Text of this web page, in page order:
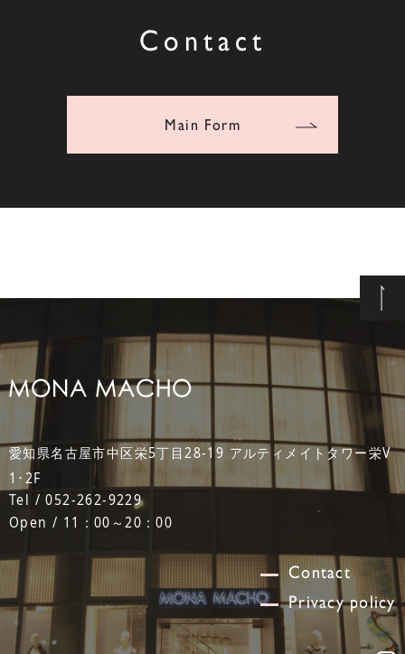
Contact
Main Form
愛知県名古屋市中区栄5丁目28-19 アルティメイトタワー栄V
1･2F
Tel / 052-262-9229
Open / 11：00～20：00
Contact
Privacy policy